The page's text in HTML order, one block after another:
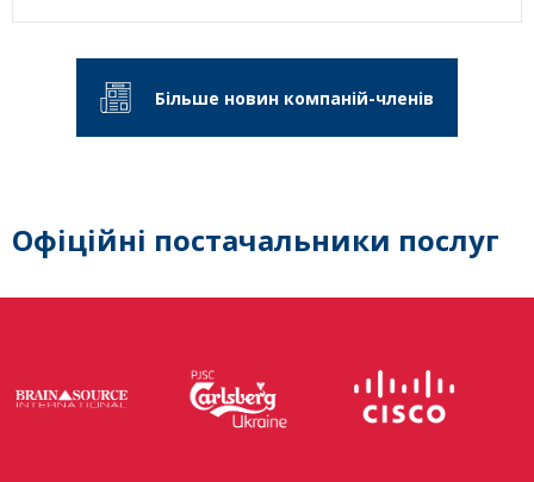
Більше новин компаній-членів
Офіційні постачальники послуг